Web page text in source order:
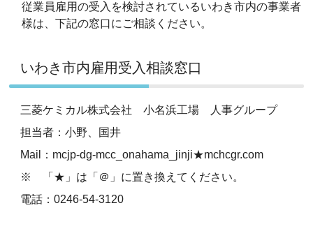
従業員雇用の受入を検討されているいわき市内の事業者
様は、下記の窓口にご相談ください。
いわき市内雇用受入相談窓口
三菱ケミカル株式会社 小名浜工場 人事グループ
担当者：小野、国井
Mail：mcjp-dg-mcc_onahama_jinji★mchcgr.com
※ 「★」は「＠」に置き換えてください。
電話：0246-54-3120